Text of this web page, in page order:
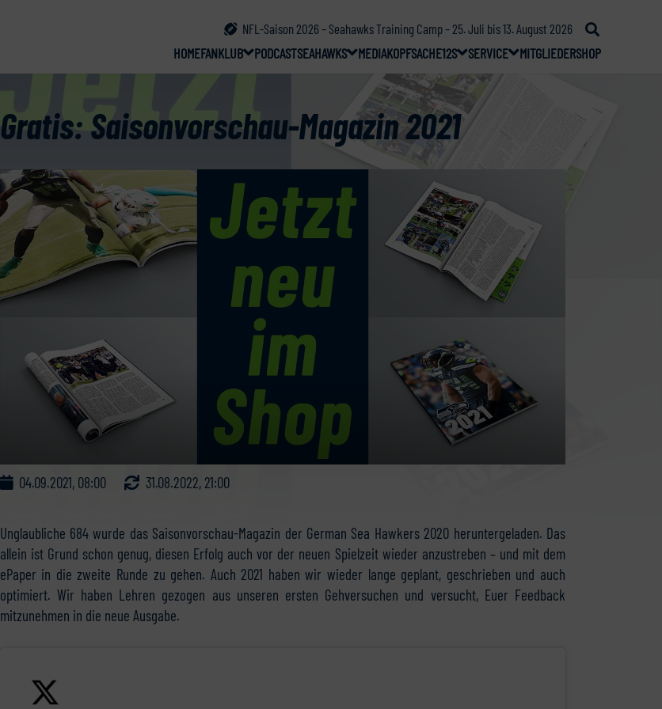
NFL-Saison 2026 – Seahawks Training Camp – 25. Juli bis 13. August 2026
HOMEFANKLUB PODCASTSEAHAWKS MEDIAKOPFSACHE12S SERVICE MITGLIEDERSHOP
Gratis: Saisonvorschau-Magazin 2021
04.09.2021, 08:00 31.08.2022, 21:00
Unglaubliche 684 wurde das Saisonvorschau-Magazin der German Sea Hawkers 2020 heruntergeladen. Das
allein ist Grund schon genug, diesen Erfolg auch vor der neuen Spielzeit wieder anzustreben – und mit dem
ePaper in die zweite Runde zu gehen. Auch 2021 haben wir wieder lange geplant, geschrieben und auch
optimiert. Wir haben Lehren gezogen aus unseren ersten Gehversuchen und versucht, Euer Feedback
mitzunehmen in die neue Ausgabe.